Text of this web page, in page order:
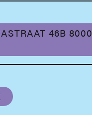
46B 8000